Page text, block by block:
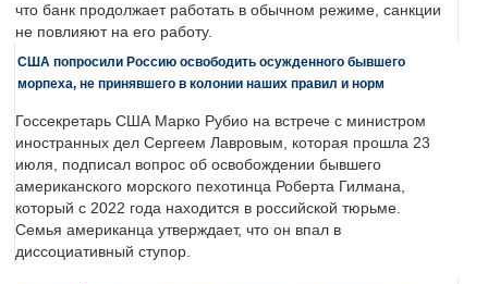
что банк продолжает работать в обычном режиме, санкции
не повлияют на его работу.
США попросили Россию освободить осужденного бывшего
морпеха, не принявшего в колонии наших правил и норм
Госсекретарь США Марко Рубио на встрече с министром
иностранных дел Сергеем Лавровым, которая прошла 23
июля, подписал вопрос об освобождении бывшего
американского морского пехотинца Роберта Гилмана,
который с 2022 года находится в российской тюрьме.
Семья американца утверждает, что он впал в
диссоциативный ступор.